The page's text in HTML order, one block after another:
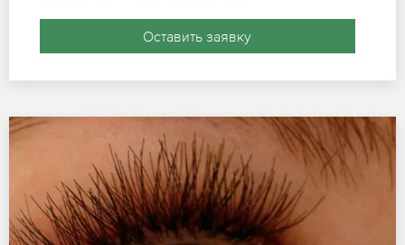
Оставить заявку